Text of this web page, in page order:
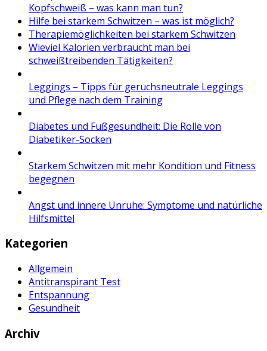
Kopfschweiß – was kann man tun?
Hilfe bei starkem Schwitzen – was ist möglich?
Therapiemöglichkeiten bei starkem Schwitzen
Wieviel Kalorien verbraucht man bei
schweißtreibenden Tätigkeiten?
Leggings – Tipps für geruchsneutrale Leggings
und Pflege nach dem Training
Diabetes und Fußgesundheit: Die Rolle von
Diabetiker-Socken
Starkem Schwitzen mit mehr Kondition und Fitness
begegnen
Angst und innere Unruhe: Symptome und natürliche
Hilfsmittel
Kategorien
Allgemein
Antitranspirant Test
Entspannung
Gesundheit
Archiv